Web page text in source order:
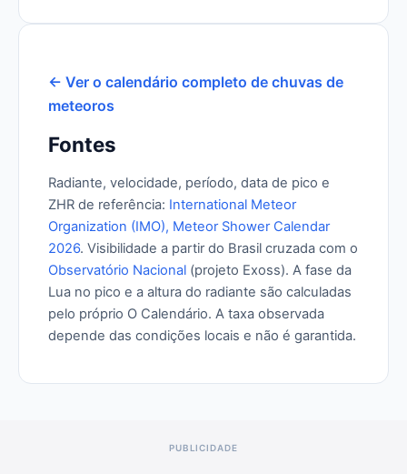
← Ver o calendário completo de chuvas de
meteoros
Fontes
Radiante, velocidade, período, data de pico e
ZHR de referência: International Meteor
Organization (IMO), Meteor Shower Calendar
2026. Visibilidade a partir do Brasil cruzada com o
Observatório Nacional (projeto Exoss). A fase da
Lua no pico e a altura do radiante são calculadas
pelo próprio O Calendário. A taxa observada
depende das condições locais e não é garantida.